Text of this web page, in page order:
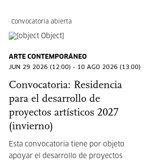
Convocatoria abierta
ARTE CONTEMPORÁNEO
JUN 29 2026 (12:00) - 10 AGO 2026 (13:00)
Convocatoria: Residencia
para el desarrollo de
proyectos artísticos 2027
(invierno)
Esta convocatoria tiene por objeto
apoyar el desarrollo de proyectos